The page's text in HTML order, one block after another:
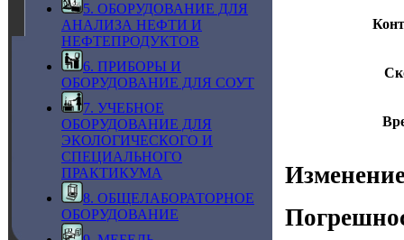
5. ОБОРУДОВАНИЕ ДЛЯ
АНАЛИЗА НЕФТИ И
НЕФТЕПРОДУКТОВ
6. ПРИБОРЫ И
ОБОРУДОВАНИЕ ДЛЯ СОУТ
7. УЧЕБНОЕ
ОБОРУДОВАНИЕ ДЛЯ
ЭКОЛОГИЧЕСКОГО И
СПЕЦИАЛЬНОГО
ПРАКТИКУМА
8. ОБЩЕЛАБОРАТОРНОЕ
ОБОРУДОВАНИЕ